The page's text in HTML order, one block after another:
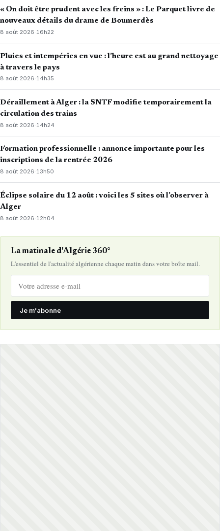
« On doit être prudent avec les freins » : Le Parquet livre de
nouveaux détails du drame de Boumerdès
8 août 2026·16h22
Pluies et intempéries en vue : l’heure est au grand nettoyage
à travers le pays
8 août 2026·14h35
Déraillement à Alger : la SNTF modifie temporairement la
circulation des trains
8 août 2026· 14h24
Formation professionnelle : annonce importante pour les
inscriptions de la rentrée 2026
8 août 2026·13h50
Éclipse solaire du 12 août : voici les 5 sites où l’observer à
Alger
8 août 2026· 12h04
La matinale d'Algérie 360°
L'essentiel de l'actualité algérienne chaque matin dans votre boîte mail.
Je m'abonne